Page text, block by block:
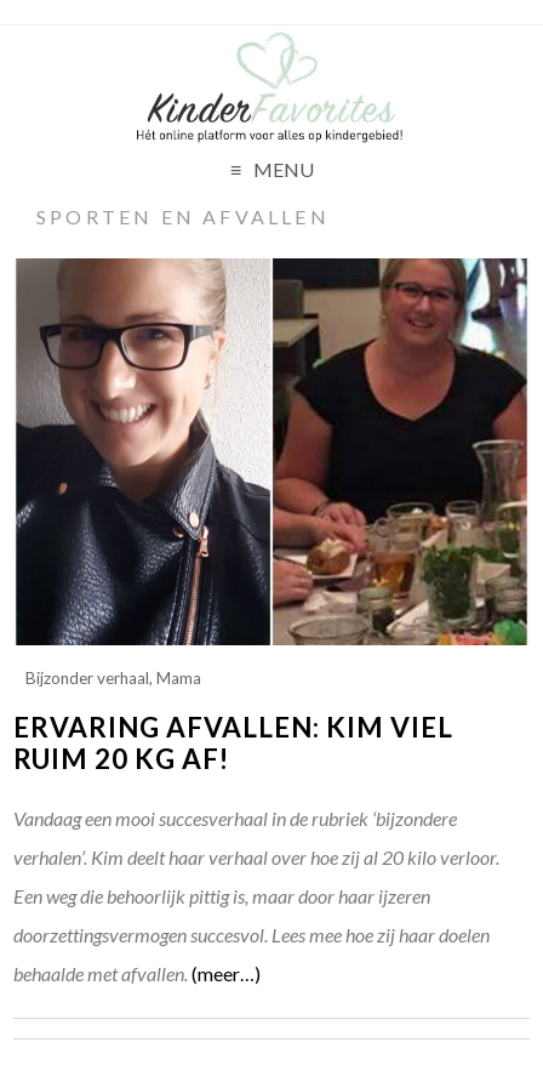
MENU
SPORTEN EN AFVALLEN
Bijzonder verhaal,Mama
ERVARING AFVALLEN: KIM VIEL
RUIM 20 KG AF!
Vandaag een mooi succesverhaal in de rubriek ‘bijzondere
verhalen’. Kim deelt haar verhaal over hoe zij al 20 kilo verloor.
Een weg die behoorlijk pittig is, maar door haar ijzeren
doorzettingsvermogen succesvol. Lees mee hoe zij haar doelen
behaalde met afvallen. (meer…)